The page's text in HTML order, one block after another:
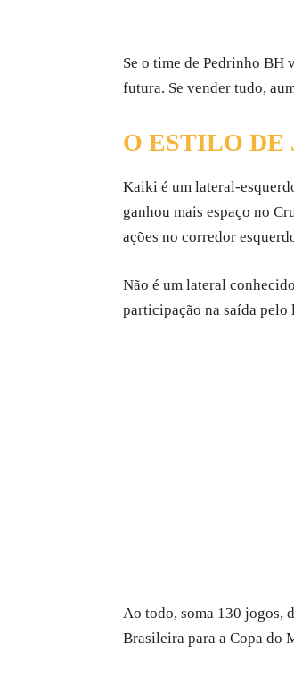
Se o time de Pedrinho BH
futura. Se vender tudo,
O ESTILO DE
Kaiki é um lateral-
ganhou mais espaço no
ações no corredor
Não é um lateral
participação na saída pelo
Ao todo, soma 130 jogos,
Brasileira para a Copa do